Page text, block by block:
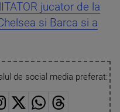
jucator de la
si Barca si a
de social media preferat: